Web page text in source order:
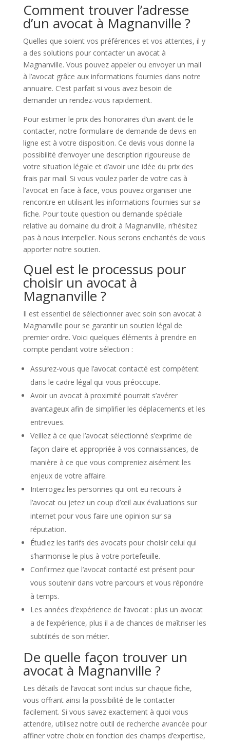
Comment trouver l’adresse
d’un avocat à Magnanville ?
Quelles que soient vos préférences et vos attentes, il y
a des solutions pour contacter un avocat à
Magnanville. Vous pouvez appeler ou envoyer un mail
à l’avocat grâce aux informations fournies dans notre
annuaire. C’est parfait si vous avez besoin de
demander un rendez-vous rapidement.
Pour estimer le prix des honoraires d’un avant de le
contacter, notre formulaire de demande de devis en
ligne est à votre disposition. Ce devis vous donne la
possibilité d’envoyer une description rigoureuse de
votre situation légale et d’avoir une idée du prix des
frais par mail. Si vous voulez parler de votre cas à
l’avocat en face à face, vous pouvez organiser une
rencontre en utilisant les informations fournies sur sa
fiche. Pour toute question ou demande spéciale
relative au domaine du droit à Magnanville, n’hésitez
pas à nous interpeller. Nous serons enchantés de vous
apporter notre soutien.
Quel est le processus pour
choisir un avocat à
Magnanville ?
Il est essentiel de sélectionner avec soin son avocat à
Magnanville pour se garantir un soutien légal de
premier ordre. Voici quelques éléments à prendre en
compte pendant votre sélection :
Assurez-vous que l’avocat contacté est compétent
dans le cadre légal qui vous préoccupe.
Avoir un avocat à proximité pourrait s’avérer
avantageux afin de simplifier les déplacements et les
entrevues.
Veillez à ce que l’avocat sélectionné s’exprime de
façon claire et appropriée à vos connaissances, de
manière à ce que vous compreniez aisément les
enjeux de votre affaire.
Interrogez les personnes qui ont eu recours à
l’avocat ou jetez un coup d’œil aux évaluations sur
internet pour vous faire une opinion sur sa
réputation.
Étudiez les tarifs des avocats pour choisir celui qui
s’harmonise le plus à votre portefeuille.
Confirmez que l’avocat contacté est présent pour
vous soutenir dans votre parcours et vous répondre
à temps.
Les années d’expérience de l’avocat : plus un avocat
a de l’expérience, plus il a de chances de maîtriser les
subtilités de son métier.
De quelle façon trouver un
avocat à Magnanville ?
Les détails de l’avocat sont inclus sur chaque fiche,
vous offrant ainsi la possibilité de le contacter
facilement. Si vous savez exactement à quoi vous
attendre, utilisez notre outil de recherche avancée pour
affiner votre choix en fonction des champs d’expertise,